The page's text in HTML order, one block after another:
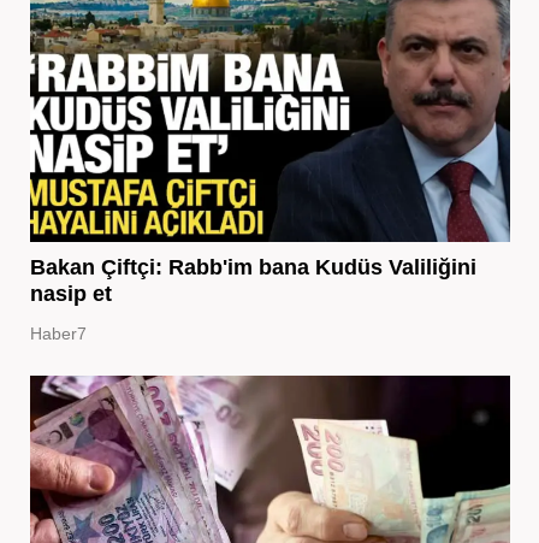
Bakan Çiftçi: Rabb'im bana Kudüs Valiliğini
nasip et
Haber7